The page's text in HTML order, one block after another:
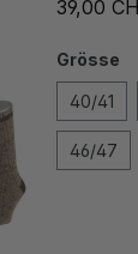
46/47